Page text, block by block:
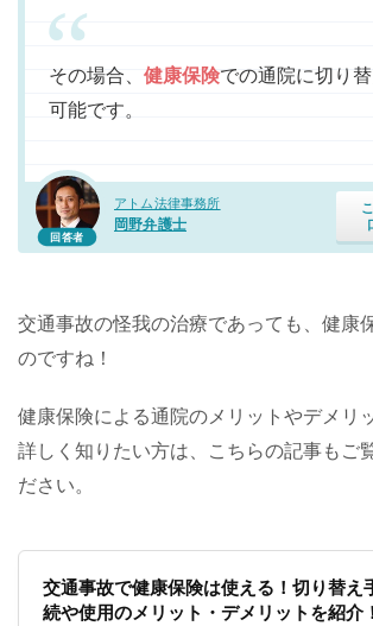
回答者
アトム法律事務所
岡野弁護士
その場合、 健康保険での通院に切り
可能です。
交通事故の怪我の治療であっても、健康
のですね！
健康保険による通院のメリットやデメリ
詳しく知りたい方は、こちらの記事もご
ださい。
交通事故で健康保険は使える！切り替え
続や使用のメリット・デメリットを紹介！